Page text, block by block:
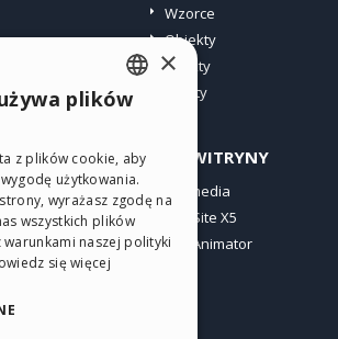
Wzorce
Obiekty
Punkty
Oferty
INNE WITRYNY
Incomedia
WebSite X5
WebAnimator
ENGLISH
GERMAN
SPANISH
PORTUGUESE
×
plików
z plików cookie, aby
użytkowania.
wyrażasz zgodę na
wszystkich plików
naszej polityki
się więcej